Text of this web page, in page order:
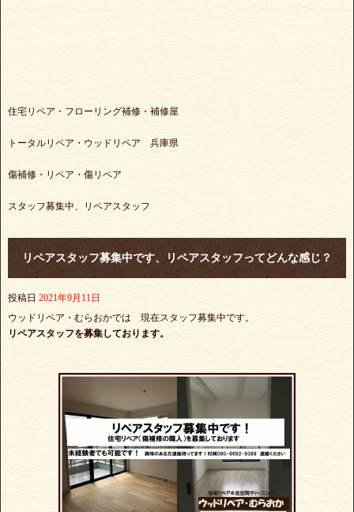
住宅リペア・フローリング補修・補修屋
トータルリペア・ウッドリペア 兵庫県
傷補修・リペア・傷リペア
スタッフ募集中、リペアスタッフ
リペアスタッフ募集中です、リペアスタッフってどんな感じ？
投稿日 2021年9月11日
ウッドリペア・むらおかでは 現在スタッフ募集中です。
リペアスタッフを募集しております。